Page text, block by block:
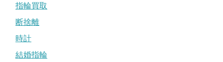
指輪買取
断捨離
時計
結婚指輪